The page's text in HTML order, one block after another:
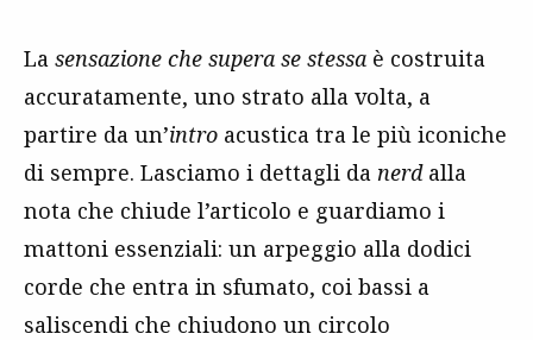
La sensazione che supera se stessa è costruita
accuratamente, uno strato alla volta, a
partire da un’intro acustica tra le più iconiche
di sempre. Lasciamo i dettagli da nerdalla
nota che chiude l’articolo e guardiamo i
mattoni essenziali: un arpeggio alla dodici
corde che entra in sfumato, coi bassi a
saliscendi che chiudono un circolo